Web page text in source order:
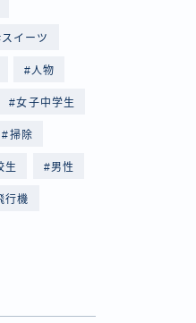
スイーツ
人物
女子中学生
掃除
生 男性
行機